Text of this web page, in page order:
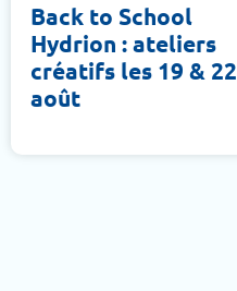
Back to School
Hydrion : ateliers
créatifs les 19 & 22
août